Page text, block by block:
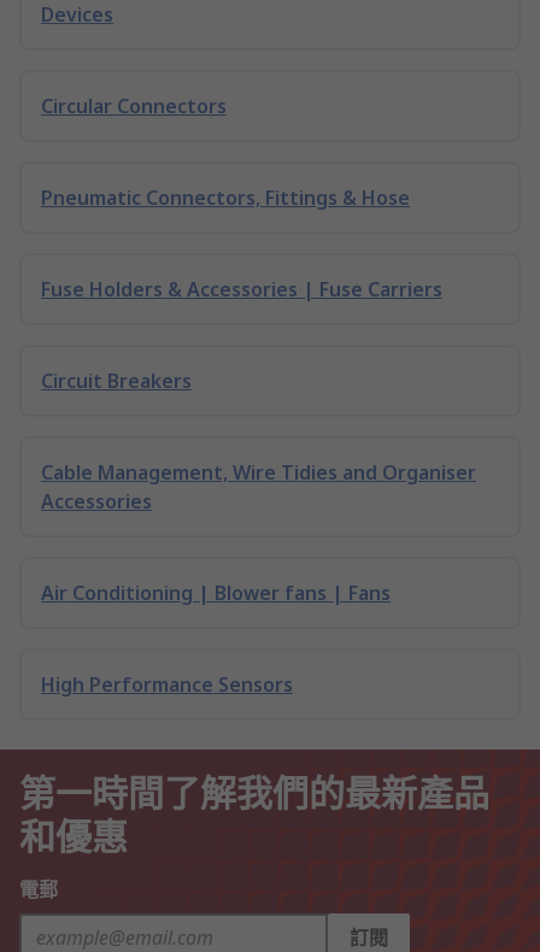
Devices
Circular Connectors
Pneumatic Connectors, Fittings & Hose
Fuse Holders & Accessories | Fuse Carriers
Circuit Breakers
Cable Management, Wire Tidies and Organiser
Accessories
Air Conditioning | Blower fans | Fans
High Performance Sensors
第一時間了解我們的最新產品
和優惠
電郵
訂閱